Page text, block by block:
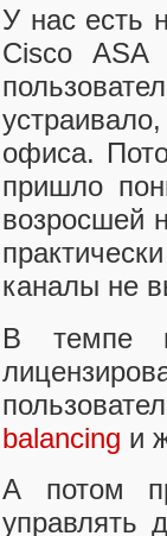
У нас есть
Cisco ASA
офиса.
пришло
возросшей
каналы не
В темпе
balancing и
А потом
управлять